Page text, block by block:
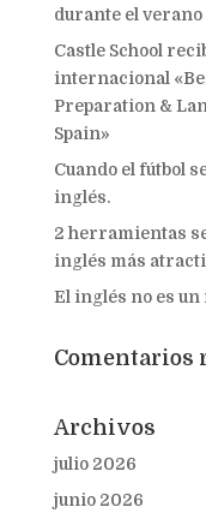
durante el verano
Castle School
internacional
Preparation &
Spain»
Cuando el fútbol
inglés.
2 herramientas
inglés más
El inglés no es un
Comentarios
Archivos
julio 2026
junio 2026